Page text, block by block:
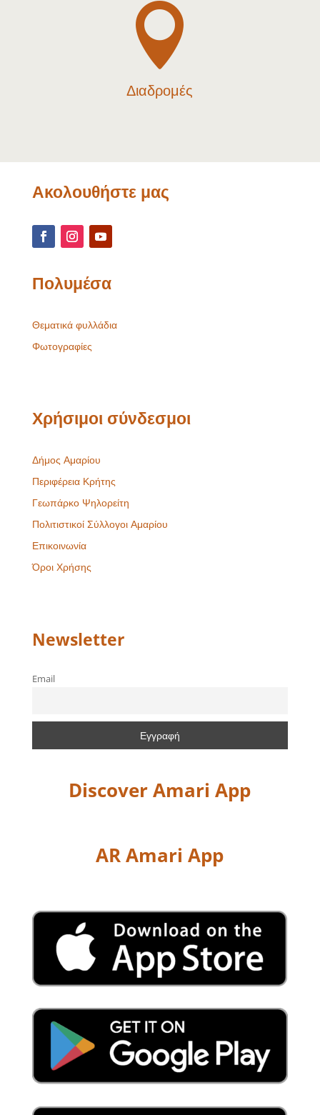

Διαδρομές
Ακολουθήστε μας
Πολυμέσα
Θεματικά φυλλάδια
Φωτογραφίες
Χρήσιμοι σύνδεσμοι
Δήμος Αμαρίου
Περιφέρεια Κρήτης
Γεωπάρκο Ψηλορείτη
Πολιτιστικοί Σύλλογοι Αμαρίου
Επικοινωνία
Όροι Χρήσης
Newsletter
Email
Discover Amari App
AR Amari App